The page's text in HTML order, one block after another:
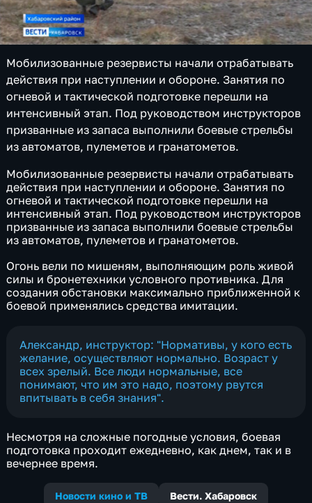
Мобилизованные резервисты начали отрабатывать
действия при наступлении и обороне. Занятия по
огневой и тактической подготовке перешли на
интенсивный этап. Под руководством инструкторов
призванные из запаса выполнили боевые стрельбы
из автоматов, пулеметов и гранатометов.
Мобилизованные резервисты начали отрабатывать
действия при наступлении и обороне. Занятия по
огневой и тактической подготовке перешли на
интенсивный этап. Под руководством инструкторов
призванные из запаса выполнили боевые стрельбы
из автоматов, пулеметов и гранатометов.
Огонь вели по мишеням, выполняющим роль живой
силы и бронетехники условного противника. Для
создания обстановки максимально приближенной к
боевой применялись средства имитации.
Александр, инструктор: "Нормативы, у кого есть
желание, осуществляют нормально. Возраст у
всех зрелый. Все люди нормальные, все
понимают, что им это надо, поэтому рвутся
впитывать в себя знания".
Несмотря на сложные погодные условия, боевая
подготовка проходит ежедневно, как днем, так и в
вечернее время.
Новости кино и ТВ Вести. Хабаровск